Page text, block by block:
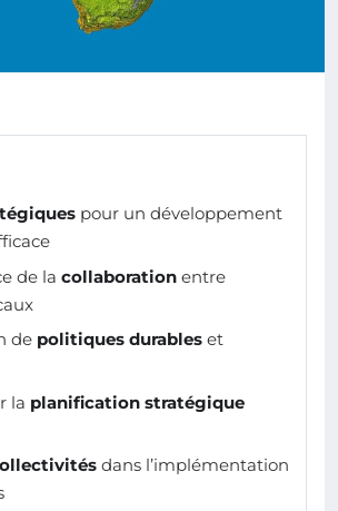
pour un développement
de la collaboration entre
de politiques durables et
la planification stratégique
dans l’implémentation